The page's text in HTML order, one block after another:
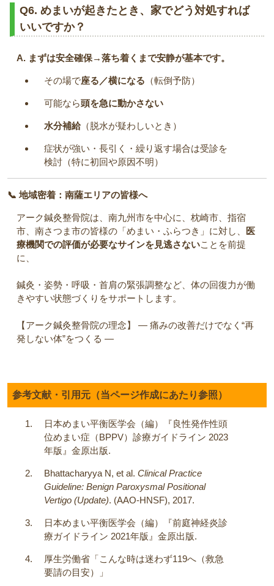
Q6. めまいが起きたとき、家でどう対処すれば
いいですか？
A. まずは安全確保→落ち着くまで安静が基本です。
その場で座る／横になる （転倒予防）
可能なら頭を急に動かさない
水分補給（脱水が疑わしいとき）
症状が強い・長引く・繰り返す場合は受診を
検討（特に初回や原因不明）
📞 地域密着：南薩エリアの皆様へ
アーク鍼灸整骨院は、南九州市を中心に、枕崎市、指宿
市、南さつま市の皆様の「めまい・ふらつき」に対し、
医
療機関での評価が必要なサインを見逃さないことを前提
に、
鍼灸・姿勢・呼吸・首肩の緊張調整など、体の回復力が働
きやすい状態づくりをサポートします。
【アーク鍼灸整骨院の理念】 ― 痛みの改善だけでなく“再
発しない体”をつくる ―
参考文献・引用元（当ページ作成にあたり参照）
日本めまい平衡医学会（編）『良性発作性頭
位めまい症（BPPV）診療ガイドライン 2023
年版』金原出版.
Bhattacharyya N, et al. Clinical Practice
Guideline: Benign Paroxysmal Positional
Vertigo (Update). (AAO-HNSF), 2017.
日本めまい平衡医学会（編）『前庭神経炎診
療ガイドライン 2021年版』金原出版.
厚生労働省「こんな時は迷わず119へ（救急
要請の目安）」